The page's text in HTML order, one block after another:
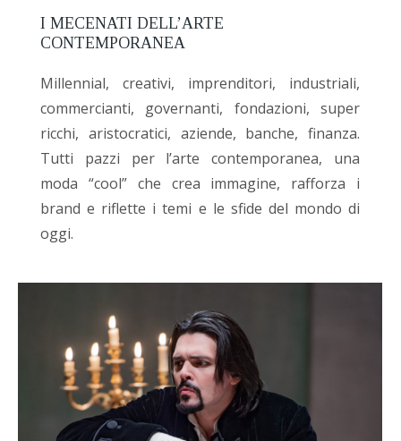
I MECENATI DELL’ARTE
CONTEMPORANEA
Millennial, creativi, imprenditori, industriali,
commercianti, governanti, fondazioni, super
ricchi, aristocratici, aziende, banche, finanza.
Tutti pazzi per l’arte contemporanea, una
moda “cool” che crea immagine, rafforza i
brand e riflette i temi e le sfide del mondo di
oggi.